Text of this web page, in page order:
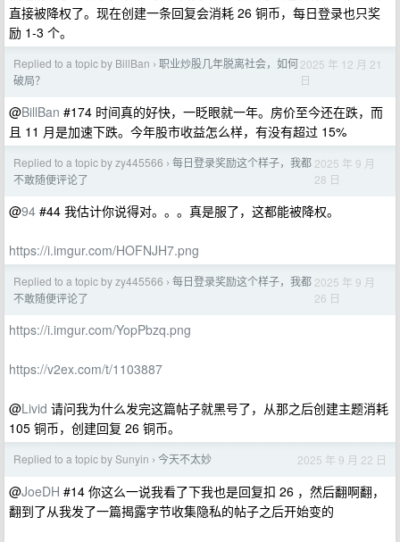
直接被降权了。现在创建一条回复会消耗 26 铜币，每日登录也只奖
励 1-3 个。
Replied to a topic by BillBan › 职业炒股几年脱离社会，如何
破局？
2025 年 12 月 21
日
@BillBan #174 时间真的好快，一眨眼就一年。房价至今还在跌，而
且 11 月是加速下跌。今年股市收益怎么样，有没有超过 15%
Replied to a topic by zy445566 › 每日登录奖励这个样子，我都
不敢随便评论了
2025 年 9 月
28 日
@94 #44 我估计你说得对。。。真是服了，这都能被降权。
https://i.imgur.com/HOFNJH7.png
Replied to a topic by zy445566 › 每日登录奖励这个样子，我都
不敢随便评论了
2025 年 9 月
26 日
https://i.imgur.com/YopPbzq.png
https://v2ex.com/t/1103887
@Livid 请问我为什么发完这篇帖子就黑号了，从那之后创建主题消耗
105 铜币，创建回复 26 铜币。
Replied to a topic by Sunyin › 今天不太妙 2025 年 9 月 22 日
@JoeDH #14 你这么一说我看了下我也是回复扣 26 ，然后翻啊翻，
翻到了从我发了一篇揭露字节收集隐私的帖子之后开始变的